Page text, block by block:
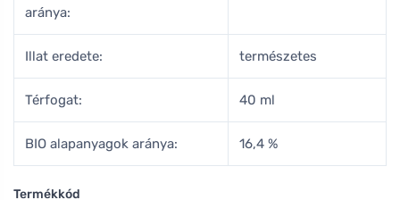
aránya:
Illat eredete: természetes
Térfogat: 40 ml
BIO alapanyagok aránya: 16,4 %
Termékkód